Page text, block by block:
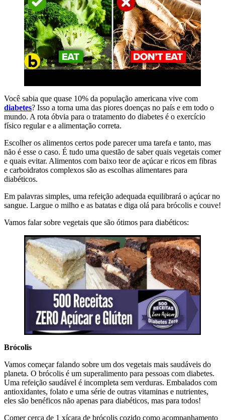
Você sabia que quase 10% da população americana vive com
diabetes? Isso a torna uma das piores doenças no país e em todo o
mundo. A rota óbvia para o tratamento do diabetes é o exercício
físico regular e a alimentação correta.
Escolher os alimentos certos pode parecer uma tarefa e tanto, mas
não é esse o caso. É tudo uma questão de saber quais vegetais comer
e quais evitar. Alimentos com baixo teor de açúcar e ricos em fibras
e carboidratos complexos são as escolhas alimentares para
diabéticos.
Em palavras simples, uma refeição adequada equilibrará o açúcar no
sangue. Largue o milho e as batatas e diga olá para brócolis e couve!
Vamos falar sobre vegetais que são ótimos para diabéticos:
Brócolis
Vamos começar falando sobre um dos vegetais mais saudáveis do
planeta. O brócolis é um superalimento para pessoas com diabetes.
Uma refeição saudável é incompleta sem verduras. Embalados com
antioxidantes, folato e uma série de outras vitaminas e nutrientes,
eles são benéficos não apenas para diabéticos, mas para todos!
Comer cerca de 1 xícara de brócolis cozido como acompanhamento